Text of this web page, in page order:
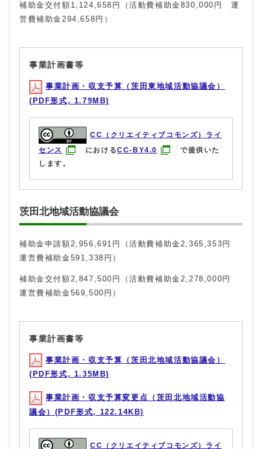
補助金交付額1,124,658円（活動費補助金830,000円 運
営費補助金294,658円）
事業計画書等
事業計画・収支予算（茨田東地域活動協議会）
(PDF形式, 1.79MB)
CC（クリエイティブコモンズ）ライ
センス
におけるCC-BY4.0
で提供いた
します。
茨田北地域活動協議会
補助金申請額2,956,691円（活動費補助金2,365,353円
運営費補助金591,338円）
補助金交付額2,847,500円（活動費補助金2,278,000円
運営費補助金569,500円）
事業計画書等
事業計画・収支予算（茨田北地域活動協議会）
(PDF形式, 1.35MB)
事業計画・収支予算変更点（茨田北地域活動協
議会）(PDF形式, 122.14KB)
CC（クリエイティブコモンズ）ライ